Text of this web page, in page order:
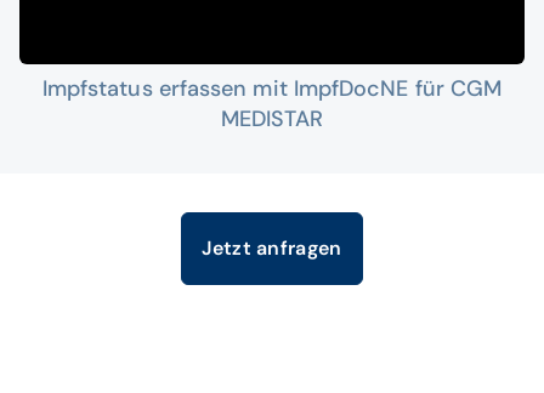
Impfstatus erfassen mit ImpfDocNE für CGM
MEDISTAR
Jetzt anfragen